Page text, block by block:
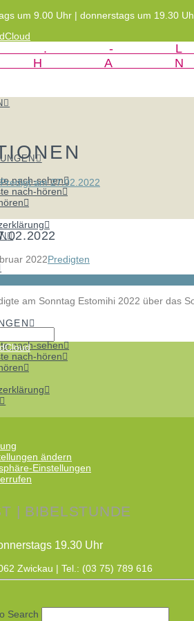
um 9.00 Uhr | donnerstags um 19.30
nach-sehen
nach-hören
nach-sehen
nach-hören
Predigt am 27.02.2022
2022Predigten
am Sonntag Estomihi 2022 über das
ändern
Einstellungen
| BIBELSTUNDE
19.30 Uhr
Zwickau | Tel.: (03 75) 789 616
Search